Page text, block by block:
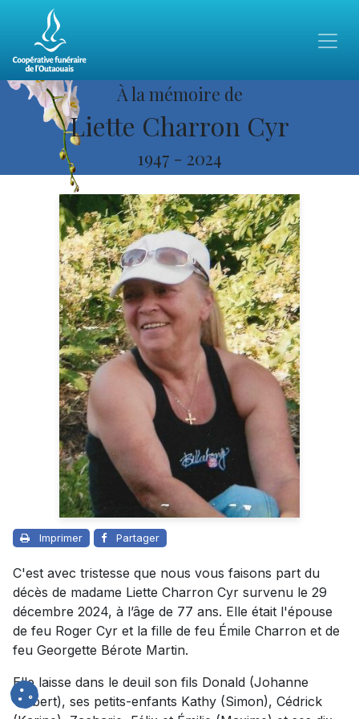
À la mémoire de
Liette Charron Cyr
1947 - 2024
Imprimer Partager
C'est avec tristesse que nous vous faisons part du
décès de madame Liette Charron Cyr survenu le 29
décembre 2024, à l’âge de 77 ans. Elle était l'épouse
de feu Roger Cyr et la fille de feu Émile Charron et de
feu Georgette Bérote Martin.
Elle laisse dans le deuil son fils Donald (Johanne
Thibert), ses petits-enfants Kathy (Simon), Cédrick